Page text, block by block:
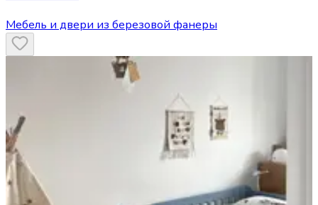
Мебель и двери из березовой фанеры